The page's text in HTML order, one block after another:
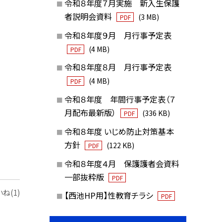
ね(1)
令和８年度７月実施 新入生保護
者説明会資料
PDF (3 MB)
令和８年度９月 月行事予定表
PDF (4 MB)
令和８年度８月 月行事予定表
PDF (4 MB)
令和８年度 年間行事予定表（７
月配布最新版）
PDF (336 KB)
令和８年度 いじめ防止対策基本
方針
PDF (122 KB)
令和８年度４月 保護護者会資料
一部抜粋版
PDF
【西池HP用】性教育チラシ PDF